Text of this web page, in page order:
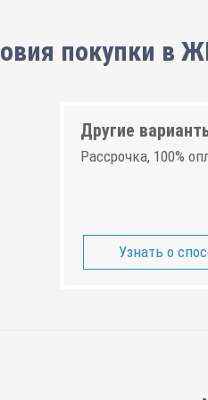
покупки в
Другие
Рассрочка, 100%
Узнать о